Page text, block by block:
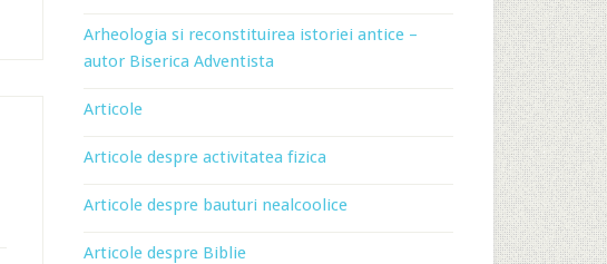
Arheologia si reconstituirea istoriei antice –
autor Biserica Adventista
Articole
Articole despre activitatea fizica
Articole despre bauturi nealcoolice
Articole despre Biblie